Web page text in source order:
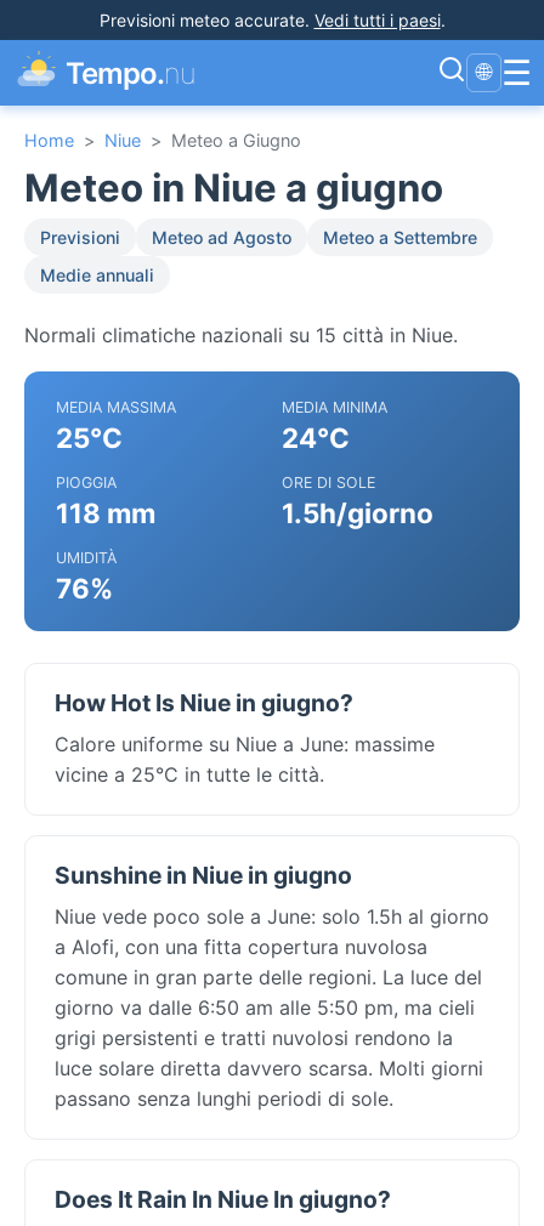
Previsioni meteo accurate. Vedi tutti i paesi.
Tempo.nu 🌐 ☰
Home > Niue > Meteo a Giugno
Meteo in Niue a giugno
Previsioni Meteo ad Agosto
Meteo a Settembre
Medie annuali
Normali climatiche nazionali su 15 città in Niue.
MEDIA MASSIMA
25°C
MEDIA MINIMA
24°C
PIOGGIA
118 mm
ORE DI SOLE
1.5h/giorno
UMIDITÀ
76%
How Hot Is Niue in giugno?
Calore uniforme su Niue a June: massime
vicine a 25°C in tutte le città.
Sunshine in Niue in giugno
Niue vede poco sole a June: solo 1.5h al giorno
a Alofi, con una fitta copertura nuvolosa
comune in gran parte delle regioni. La luce del
giorno va dalle 6:50 am alle 5:50 pm, ma cieli
grigi persistenti e tratti nuvolosi rendono la
luce solare diretta davvero scarsa. Molti giorni
passano senza lunghi periodi di sole.
Does It Rain In Niue In giugno?